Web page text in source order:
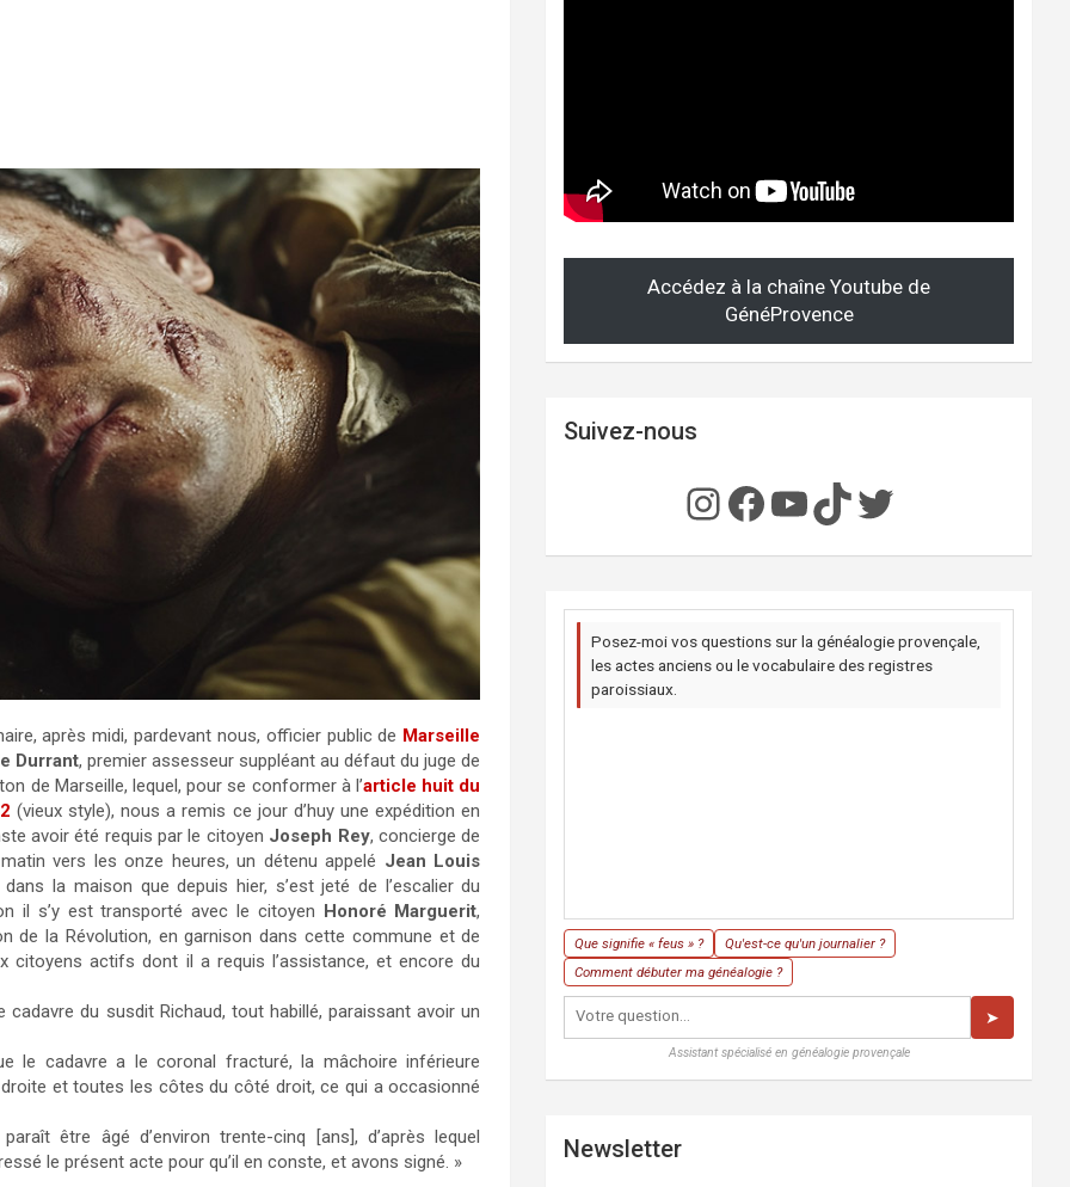
après midi, pardevant nous, officier public de Marseille
Durrant, premier assesseur suppléant au défaut du juge de
de Marseille, lequel, pour se conformer à l’article huit du
(vieux style), nous a remis ce jour d’huy une expédition en
avoir été requis par le citoyen Joseph Rey, concierge de
vers les onze heures, un détenu appelé Jean Louis
la maison que depuis hier, s’est jeté de l’escalier du
il s’y est transporté avec le citoyen Honoré Marguerit,
de la Révolution, en garnison dans cette commune et de
citoyens actifs dont il a requis l’assistance, et encore du
du susdit Richaud, tout habillé, paraissant avoir un
le cadavre a le coronal fracturé, la mâchoire inférieure
et toutes les côtes du côté droit, ce qui a occasionné
être âgé d’environ trente-cinq [ans], d’après lequel
le présent acte pour qu’il en conste, et avons signé. »
Accédez à la chaîne Youtube de
GénéProvence
Suivez-nous
Instagram
Facebook
YouTube
TikTok
Twitter
Posez-moi vos questions sur la généalogie provençale,
les actes anciens ou le vocabulaire des registres
paroissiaux.
Que signifie « feus » ?
Qu'est-ce qu'un journalier ?
Comment débuter ma généalogie ?
➤
Assistant spécialisé en généalogie provençale
Newsletter